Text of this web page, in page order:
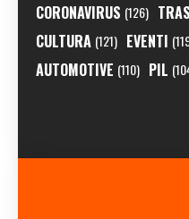
CORONAVIRUS (126)
CULTURA (121) EVENTI
AUTOMOTIVE (110) PIL